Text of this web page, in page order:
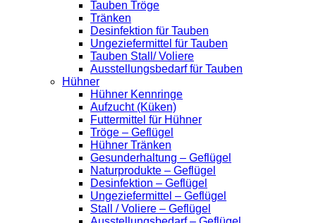
Tauben Tröge
Tränken
Desinfektion für Tauben
Ungeziefermittel für Tauben
Tauben Stall/ Voliere
Ausstellungsbedarf für Tauben
Hühner
Hühner Kennringe
Aufzucht (Küken)
Futtermittel für Hühner
Tröge – Geflügel
Hühner Tränken
Gesunderhaltung – Geflügel
Naturprodukte – Geflügel
Desinfektion – Geflügel
Ungeziefermittel – Geflügel
Stall / Voliere – Geflügel